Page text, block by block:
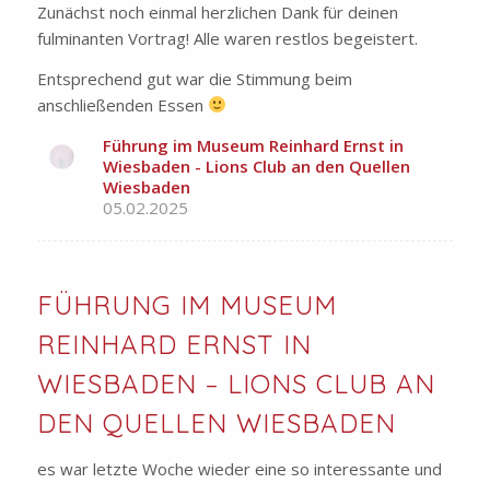
Zunächst noch einmal herzlichen Dank für deinen
fulminanten Vortrag! Alle waren restlos begeistert.
Entsprechend gut war die Stimmung beim
anschließenden Essen
Führung im Museum Reinhard Ernst in
Wiesbaden - Lions Club an den Quellen
Wiesbaden
05.02.2025
FÜHRUNG IM MUSEUM
REINHARD ERNST IN
WIESBADEN – LIONS CLUB AN
DEN QUELLEN WIESBADEN
es war letzte Woche wieder eine so interessante und